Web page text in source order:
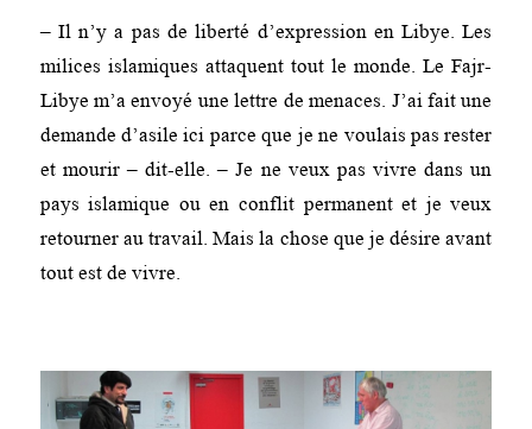
– Il n’y a pas de liberté d’expression en Libye. Les
milices islamiques attaquent tout le monde. Le Fajr-
Libye m’a envoyé une lettre de menaces. J’ai fait une
demande d’asile ici parce que je ne voulais pas rester
et mourir – dit-elle. – Je ne veux pas vivre dans un
pays islamique ou en conflit permanent et je veux
retourner au travail. Mais la chose que je désire avant
tout est de vivre.